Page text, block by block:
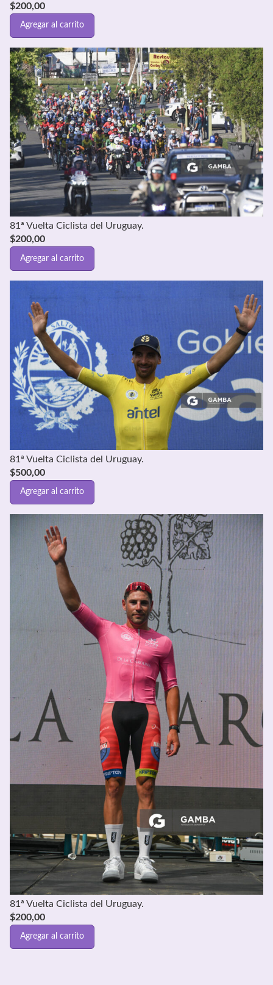
$200,00
Agregar al carrito
81ª Vuelta Ciclista del Uruguay.
$200,00
Agregar al carrito
81ª Vuelta Ciclista del Uruguay.
$500,00
Agregar al carrito
81ª Vuelta Ciclista del Uruguay.
$200,00
Agregar al carrito